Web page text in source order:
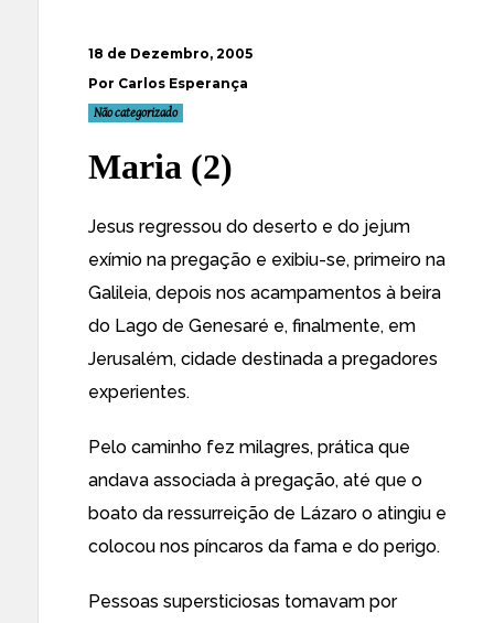
18 de Dezembro, 2005
Por Carlos Esperança
Não categorizado
Maria (2)
Jesus regressou do deserto e do jejum
exímio na pregação e exibiu-se, primeiro na
Galileia, depois nos acampamentos à beira
do Lago de Genesaré e, finalmente, em
Jerusalém, cidade destinada a pregadores
experientes.
Pelo caminho fez milagres, prática que
andava associada à pregação, até que o
boato da ressurreição de Lázaro o atingiu e
colocou nos píncaros da fama e do perigo.
Pessoas supersticiosas tomavam por